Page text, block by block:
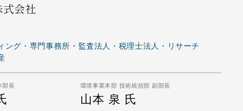
会社
ング・専門事務所・監査法人・税理士法人・リサーチ​
部長 環境事業本部 技術統括部 副部長
山本 泉 氏